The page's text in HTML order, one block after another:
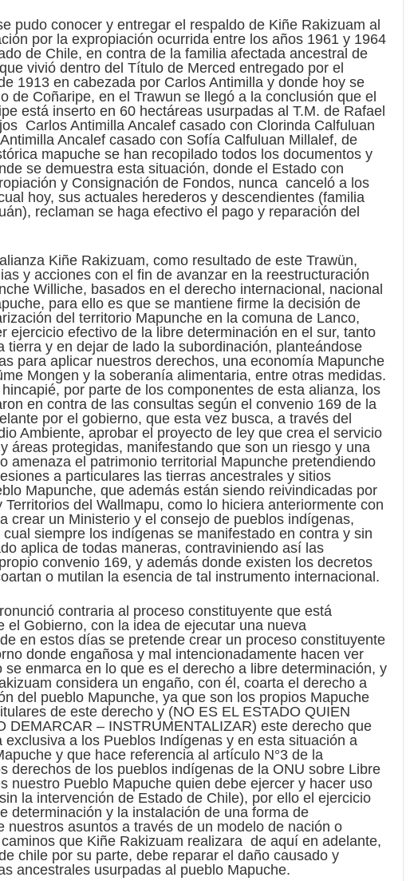
pudo conocer y entregar el respaldo de Kiñe Rakizuam al
por la expropiación ocurrida entre los años 1961 y 1964
de Chile, en contra de la familia afectada ancestral de
vivió dentro del Título de Merced entregado por el
1913 en cabezada por Carlos Antimilla y donde hoy se
de Coñaripe, en el Trawun se llegó a la conclusión que el
está inserto en 60 hectáreas usurpadas al T.M. de Rafael
Carlos Antimilla Ancalef casado con Clorinda Calfuluan
Ancalef casado con Sofía Calfuluan Millalef, de
mapuche se han recopilado todos los documentos y
se demuestra esta situación, donde el Estado con
y Consignación de Fondos, nunca canceló a los
hoy, sus actuales herederos y descendientes (familia
reclaman se haga efectivo el pago y reparación del
Kiñe Rakizuam, como resultado de este Trawün,
y acciones con el fin de avanzar en la reestructuración
Williche, basados en el derecho internacional, nacional
para ello es que se mantiene firme la decisión de
del territorio Mapunche en la comuna de Lanco,
ejercicio efectivo de la libre determinación en el sur, tanto
tierra y en dejar de lado la subordinación, planteándose
para aplicar nuestros derechos, una economía Mapunche
Mongen y la soberanía alimentaria, entre otras medidas.
por parte de los componentes de esta alianza, los
en contra de las consultas según el convenio 169 de la
por el gobierno, que esta vez busca, a través del
Ambiente, aprobar el proyecto de ley que crea el servicio
áreas protegidas, manifestando que son un riesgo y una
amenaza el patrimonio territorial Mapunche pretendiendo
a particulares las tierras ancestrales y sitios
Mapunche, que además están siendo reivindicadas por
Territorios del Wallmapu, como lo hiciera anteriormente con
crear un Ministerio y el consejo de pueblos indígenas,
siempre los indígenas se manifestado en contra y sin
aplica de todas maneras, contraviniendo así las
convenio 169, y además donde existen los decretos
o mutilan la esencia de tal instrumento internacional.
contraria al proceso constituyente que está
el Gobierno, con la idea de ejecutar una nueva
en estos días se pretende crear un proceso constituyente
donde engañosa y mal intencionadamente hacen ver
se enmarca en lo que es el derecho a libre determinación, y
considera un engaño, con él, coarta el derecho a
del pueblo Mapunche, ya que son los propios Mapuche
de este derecho y (NO ES EL ESTADO QUIEN
DEMARCAR – INSTRUMENTALIZAR) este derecho que
exclusiva a los Pueblos Indígenas y en esta situación a
y que hace referencia al artículo N°3 de la
derechos de los pueblos indígenas de la ONU sobre Libre
nuestro Pueblo Mapuche quien debe ejercer y hacer uso
la intervención de Estado de Chile), por ello el ejercicio
determinación y la instalación de una forma de
nuestros asuntos a través de un modelo de nación o
que Kiñe Rakizuam realizara de aquí en adelante,
chile por su parte, debe reparar el daño causado y
ancestrales usurpadas al pueblo Mapuche.